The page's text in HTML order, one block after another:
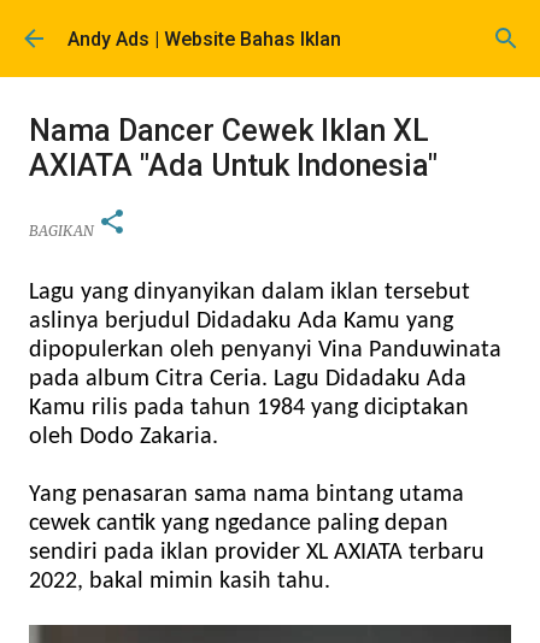
Langsung ke konten utama
Andy Ads | Website Bahas Iklan
Nama Dancer Cewek Iklan XL
AXIATA "Ada Untuk Indonesia"
BAGIKAN
Lagu yang dinyanyikan dalam iklan tersebut
aslinya berjudul Didadaku Ada Kamu yang
dipopulerkan oleh penyanyi Vina Panduwinata
pada album Citra Ceria. Lagu Didadaku Ada
Kamu rilis pada tahun 1984 yang diciptakan
oleh Dodo Zakaria.
Yang penasaran sama nama bintang utama
cewek cantik yang ngedance paling depan
sendiri pada iklan provider XL AXIATA terbaru
2022, bakal mimin kasih tahu.